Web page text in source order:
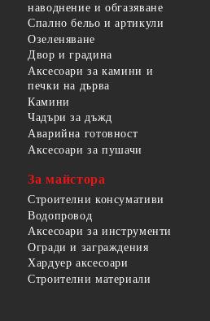
наводнение и обгазяване
Спално бельо и артикули
Озеленяване
Двор и градина
Аксесоари за камини и
печки на дърва
Камини
Чадъри за дъжд
Аварийна готовност
Аксесоари за пушачи
За майстора
Строителни консумативи
Водопровод
Аксесоари за инструменти
Огради и заграждения
Хардуер аксесоари
Строителни материали